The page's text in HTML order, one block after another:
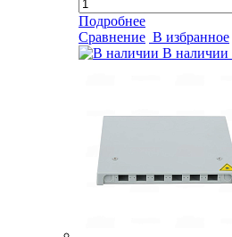
Подробнее
Сравнение В избранное
В наличии